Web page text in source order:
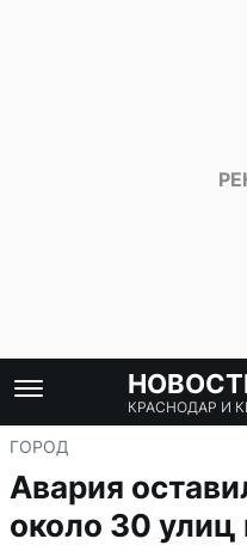
КРАСНОДАР И
ГОРОД
Авария
около 30